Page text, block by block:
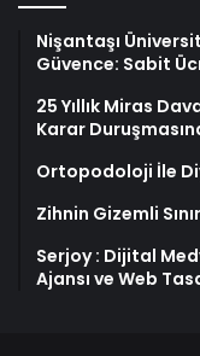
Nişantaşı
Güvence: Sabit
25 Yıllık Miras
Karar
Ortopodoloji İle
Zihnin Gizemli
Serjoy : Dijital
Ajansı ve Web